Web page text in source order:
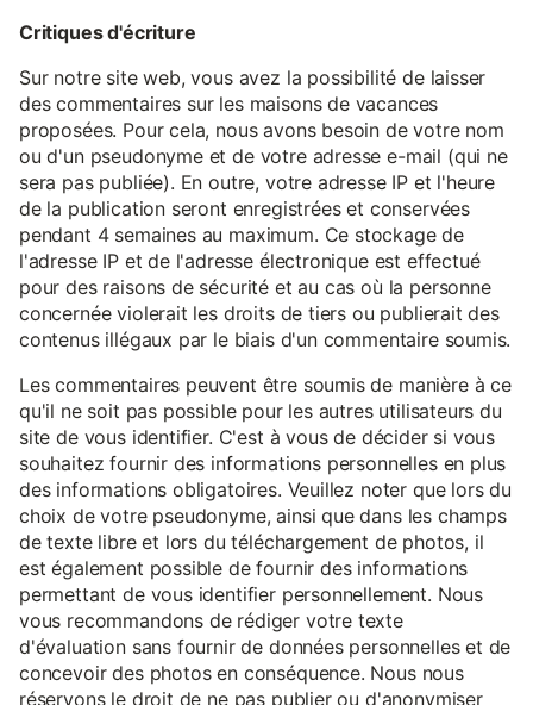
Critiques d'écriture
Sur notre site web, vous avez la possibilité de laisser
des commentaires sur les maisons de vacances
proposées. Pour cela, nous avons besoin de votre nom
ou d'un pseudonyme et de votre adresse e-mail (qui ne
sera pas publiée). En outre, votre adresse IP et l'heure
de la publication seront enregistrées et conservées
pendant 4 semaines au maximum. Ce stockage de
l'adresse IP et de l'adresse électronique est effectué
pour des raisons de sécurité et au cas où la personne
concernée violerait les droits de tiers ou publierait des
contenus illégaux par le biais d'un commentaire soumis.
Les commentaires peuvent être soumis de manière à ce
qu'il ne soit pas possible pour les autres utilisateurs du
site de vous identifier. C'est à vous de décider si vous
souhaitez fournir des informations personnelles en plus
des informations obligatoires. Veuillez noter que lors du
choix de votre pseudonyme, ainsi que dans les champs
de texte libre et lors du téléchargement de photos, il
est également possible de fournir des informations
permettant de vous identifier personnellement. Nous
vous recommandons de rédiger votre texte
d'évaluation sans fournir de données personnelles et de
concevoir des photos en conséquence. Nous nous
réservons le droit de ne pas publier ou d'anonymiser